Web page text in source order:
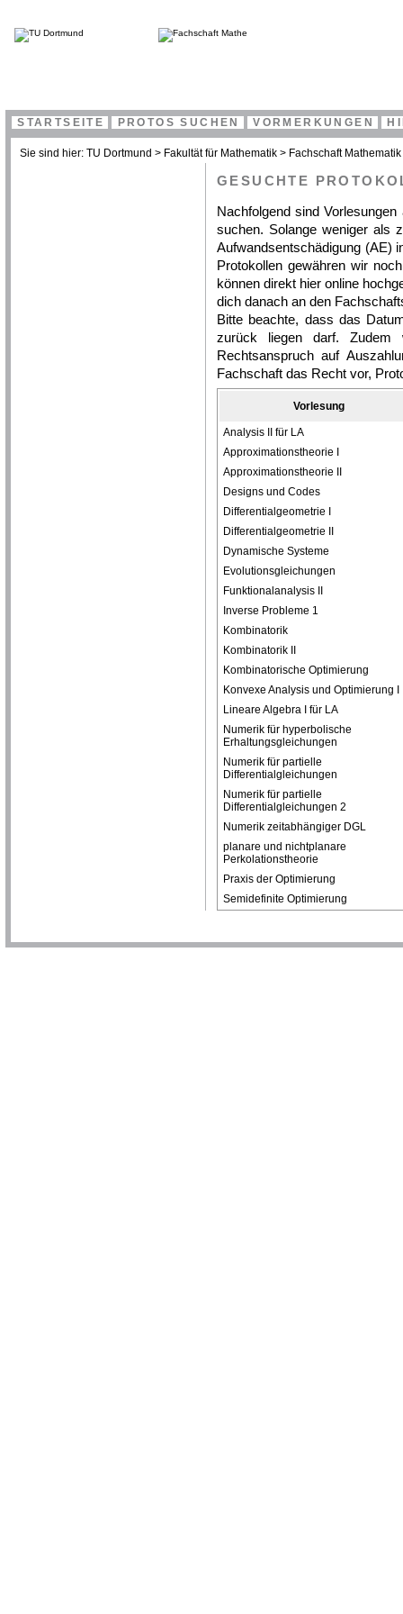
STARTSEITE PROTOS SUCHEN VORMERKUNGEN
Sie sind hier: TU Dortmund > Fakultät für Mathematik> Fachschaft Mathematik
GESUCHTE
Nachfolgend sind
suchen. Solange weniger als
Aufwandsentschädigung (AE)
Protokollen gewähren wir
können direkt hier online
dich danach an den
Bitte beachte, dass das
zurück liegen darf.
Rechtsanspruch auf
Fachschaft das Recht vor,
Vorlesung
Analysis II für LA
Approximationstheorie I
Approximationstheorie II
Designs und Codes
Differentialgeometrie I
Differentialgeometrie II
Dynamische Systeme
Evolutionsgleichungen
Funktionalanalysis II
Inverse Probleme 1
Kombinatorik
Kombinatorik II
Kombinatorische Optimierung
Konvexe Analysis und Optimierung I
Lineare Algebra I für LA
Numerik für hyperbolische
Erhaltungsgleichungen
Numerik für partielle
Differentialgleichungen
Numerik für partielle
Differentialgleichungen 2
Numerik zeitabhängiger DGL
planare und nichtplanare
Perkolationstheorie
Praxis der Optimierung
Semidefinite Optimierung